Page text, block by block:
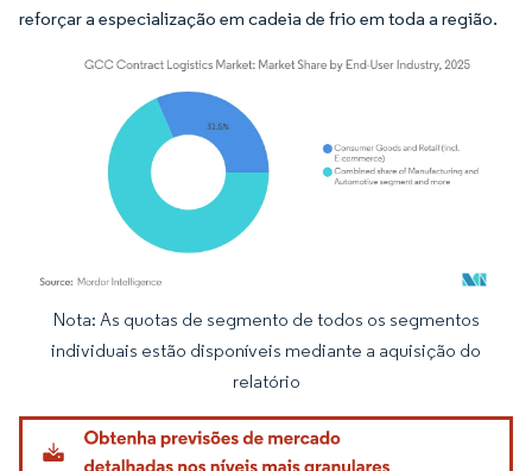
reforçar a especialização em cadeia de frio em toda a região.
Imagem © Mordor Intelligence. O reuso requer atribuição conforme CC BY 4.0.
Nota: As quotas de segmento de todos os segmentos
individuais estão disponíveis mediante a aquisição do
relatório